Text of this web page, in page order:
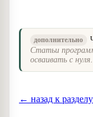
дополнительно
Статьи
осваивать с нуля.
← назад к разделу